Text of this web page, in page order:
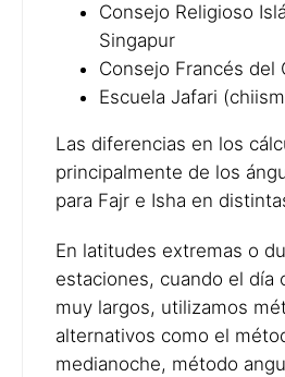
Consejo Religioso
Singapur
Consejo Francés del
Escuela Jafari
Las diferencias en los
principalmente de los
para Fajr e Isha en
En latitudes extremas o
estaciones, cuando el día
muy largos, utilizamos
alternativos como el
medianoche, método